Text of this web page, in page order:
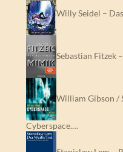
Willy Seidel –
Sebastian Fitzek
William Gibson /
Cyberspace.…